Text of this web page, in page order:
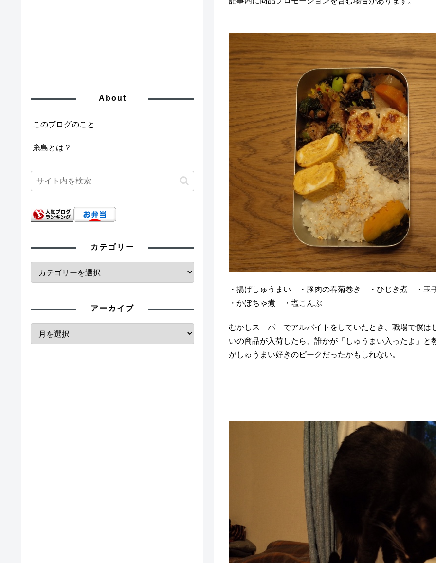
・揚げしゅうまい ・豚肉の春菊巻き ・ひじき煮 ・玉
・かぼちゃ煮 ・塩こんぶ
むかしスーパーでアルバイトをしていたとき、職場で僕
いの商品が入荷したら、誰かが「しゅうまい入ったよ」
がしゅうまい好きのピークだったかもしれない。
About
このブログのこと
糸島とは？
カテゴリー
アーカイブ